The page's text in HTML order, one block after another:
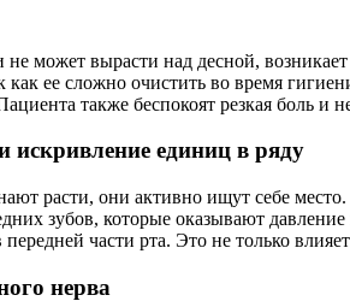
не может вырасти над десной,
как ее сложно очистить во время
также беспокоят резкая боль и
искривление единиц в ряду
расти, они активно ищут себе
зубов, которые оказывают
части рта. Это не только
нерва